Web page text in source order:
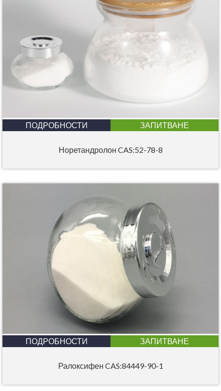
ПОДРОБНОСТИ ЗАПИТВАНЕ
Норетандролон CAS:52-78-8
ПОДРОБНОСТИ ЗАПИТВАНЕ
Ралоксифен CAS:84449-90-1